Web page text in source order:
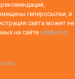
гиперссылки, и
сайта может не
на сайте edabez.ru